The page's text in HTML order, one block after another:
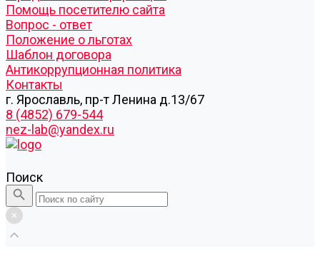
Помощь посетителю сайта
Вопрос - ответ
Положение о льготах
Шаблон договора
Антикоррупционная политика
Контакты
г. Ярославль, пр-т Ленина д.13/67
8 (4852) 679-544
nez-lab@yandex.ru
Поиск